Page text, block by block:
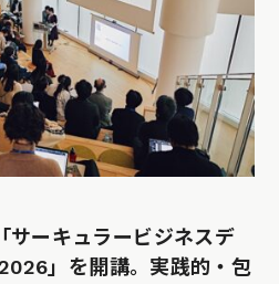
サーキュラービジネスデ
」を開講。実践的・包